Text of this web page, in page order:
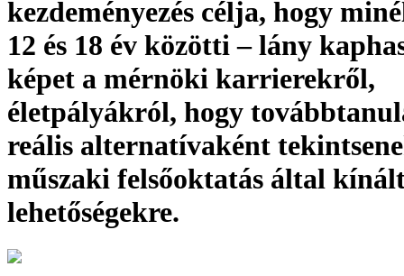
kezdeményezés célja, hogy
12 és 18 év közötti – lány
képet a mérnöki karrierekről,
életpályákról, hogy
reális alternatívaként
műszaki felsőoktatás által
lehetőségekre.